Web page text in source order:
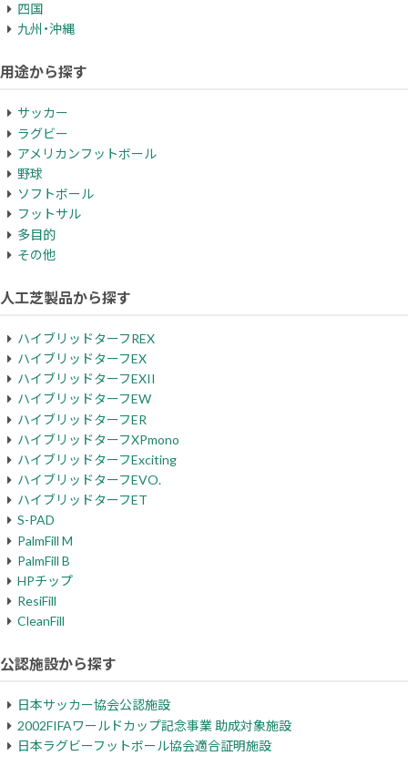
四国
九州・沖縄
用途から探す
サッカー
ラグビー
アメリカンフットボール
野球
ソフトボール
フットサル
多目的
その他
人工芝製品から探す
ハイブリッドターフREX
ハイブリッドターフEX
ハイブリッドターフEXII
ハイブリッドターフEW
ハイブリッドターフER
ハイブリッドターフXPmono
ハイブリッドターフExciting
ハイブリッドターフEVO.
ハイブリッドターフET
S-PAD
PalmFill M
PalmFill B
HPチップ
ResiFill
CleanFill
公認施設から探す
日本サッカー協会公認施設
2002FIFAワールドカップ記念事業 助成対象施設
日本ラグビーフットボール協会適合証明施設